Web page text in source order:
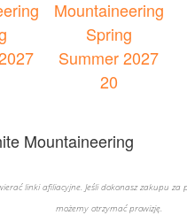
Mountaineering
linki afiliacyjne. Jeśli dokonasz zakupu za
możemy otrzymać prowizję.